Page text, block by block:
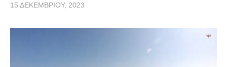
15 ΔΕΚΕΜΒΡΊΟΥ, 2023